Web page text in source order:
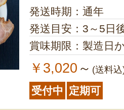
発送時期：通年
発送目安：3～5日
賞味期限：製造日
￥3,020 ～ (送料
受付中 定期可